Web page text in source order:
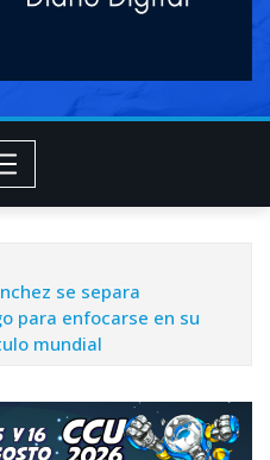
se separa
para enfocarse en su
mundial